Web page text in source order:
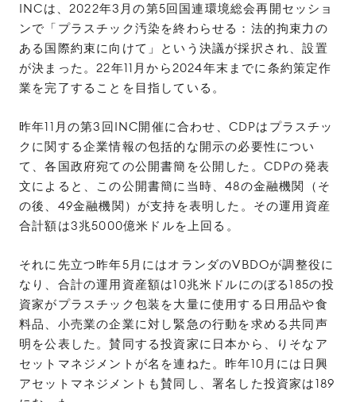
INCは、2022年3月の第5回国連環境総会再開セッショ
ンで「プラスチック汚染を終わらせる：法的拘束力の
ある国際約束に向けて」という決議が採択され、設置
が決まった。22年11月から2024年末までに条約策定作
業を完了することを目指している。
昨年11月の第3回INC開催に合わせ、CDPはプラスチッ
クに関する企業情報の包括的な開⽰の必要性につい
て、各国政府宛ての公開書簡を公開した。CDPの発表
文によると、この公開書簡に当時、48の金融機関（そ
の後、49金融機関）が支持を表明した。その運用資産
合計額は3兆5000億米ドルを上回る。
それに先立つ昨年5月にはオランダのVBDOが調整役に
なり、合計の運用資産額は10兆米ドルにのぼる185の投
資家がプラスチック包装を大量に使用する日用品や食
料品、小売業の企業に対し緊急の行動を求める共同声
明を公表した。賛同する投資家に日本から、りそなア
セットマネジメントが名を連ねた。昨年10月には日興
アセットマネジメントも賛同し、署名した投資家は189